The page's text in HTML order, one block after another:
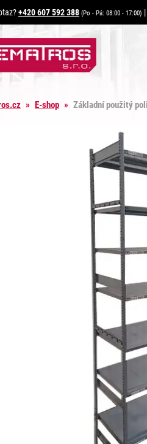
+420 607 592 388 (Po - Pá: 08:00 - 17:00) |
» E-shop » Základní použitý